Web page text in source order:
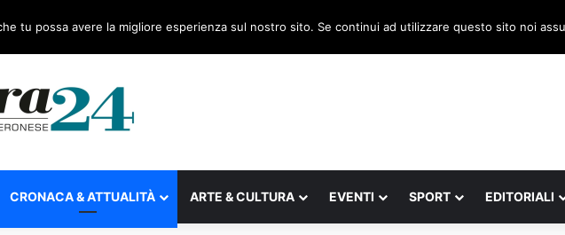
CRONACA & ATTUALITÀ ARTE & CULTURA EVENTI SPORT EDITORIALI
tu possa avere la migliore esperienza sul nostro sito. Se continui ad utilizzare questo sito noi